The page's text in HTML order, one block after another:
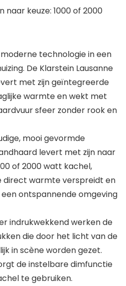
keuze: 1000 of 2000
technologie in een
De Klarstein Lausanne
met zijn geïntegreerde
warmte en wekt met
sfeer zonder rook en
mooi gevormde
levert met zijn naar
of 2000 watt kachel,
direct warmte verspreidt en
ontspannende omgeving
indrukwekkend werken de
die door het licht van de
in scène worden gezet.
de instelbare dimfunctie
te gebruiken.